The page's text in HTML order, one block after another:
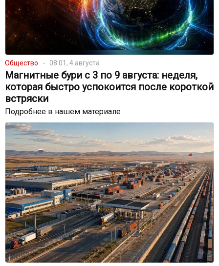
Общество 08:01, 4 августа
Магнитные бури с 3 по 9 августа: неделя,
которая быстро успокоится после короткой
встряски
Подробнее в нашем материале